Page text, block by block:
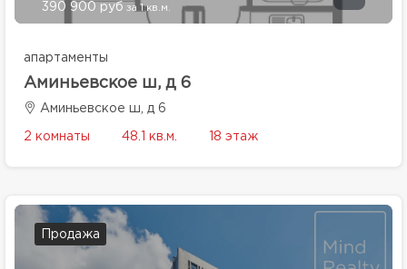
390 900 руб за 1 кв.м.
апартаменты
Аминьевское ш, д 6
Аминьевское ш, д 6
2 комнаты 48.1 кв.м. 18 этаж
Продажа